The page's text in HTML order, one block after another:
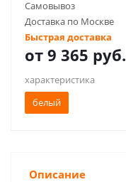
Самовывоз
Доставка по Москве
Быстрая доставка
от 9 365 руб.
характеристика
белый
Описание